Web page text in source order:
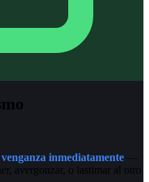
inmediatamente —
avergonzar, o lastimar al otro